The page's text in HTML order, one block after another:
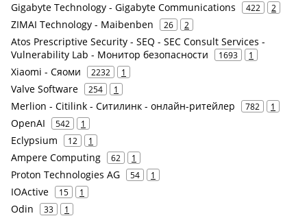
Gigabyte Technology - Gigabyte Communications 422 2
ZIMAI Technology - Maibenben 26 2
Atos Prescriptive Security - SEQ - SEC Consult Services -
Vulnerability Lab - Монитор безопасности
1693 1
Xiaomi - Сяоми 2232 1
Valve Software 254 1
Merlion - Citilink - Ситилинк - онлайн-ритейлер 782 1
OpenAI 542 1
Eclypsium 12 1
Ampere Computing 62 1
Proton Technologies AG 54 1
IOActive 15 1
Odin 33 1